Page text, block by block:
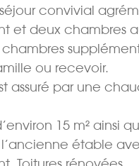
convivial
et deux chambres
ou recevoir.
assuré par une
15 m² ainsi
étable